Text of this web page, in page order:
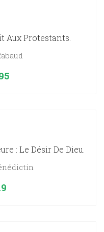
Aux Protestants.
: Le Désir De Dieu.